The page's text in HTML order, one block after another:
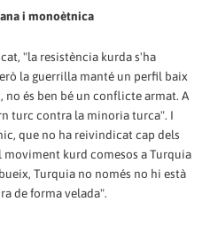
i monoètnica
"la resistència kurda s'ha
la guerrilla manté un perfil baix
no és ben bé un conflicte armat. A
turc contra la minoria turca". I
que no ha reivindicat cap dels
moviment kurd comesos a Turquia
Turquia no només no hi està
de forma velada".